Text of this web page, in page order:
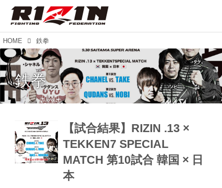
HOME 鉄拳
鉄拳
【試合結果】RIZIN .13 ×
TEKKEN7 SPECIAL
MATCH 第10試合 韓国 × 日
本